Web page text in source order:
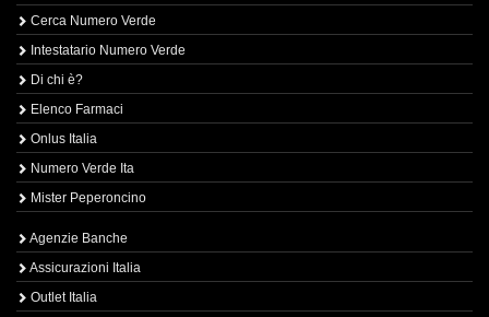
Cerca Numero Verde
Intestatario Numero Verde
Di chi è?
Elenco Farmaci
Onlus Italia
Numero Verde Ita
Mister Peperoncino
Agenzie Banche
Assicurazioni Italia
Outlet Italia